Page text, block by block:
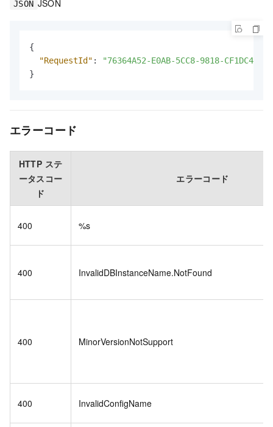
JSON JSON
{
"RequestId" :
"76364A52-E0AB-5CC8-9818-
}
エラーコード
HTTP ステ
ータスコー
ド
エラーコード
400 %s
400 InvalidDBInstanceName.NotFound
400 MinorVersionNotSupport
400 InvalidConfigName